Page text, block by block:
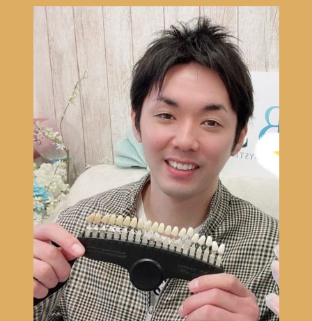
ら、 休養より楽しみが勝っていたから。 仮に、 いつでも会える
人達の飲み会だったら、 【家に帰って休みたい】 を優先してい
たかもしれません。 多分ほとんどの方は理解されてると思いま
す。 それでも、 僕も含めて出来てないことが多いように感じ
ます。 簡単なようで意外と奥が深い。 いや、かなり深いです
ね。 それは、 自分の価値観や考え方で動いた方が楽だからで
す。 考え方は人それぞれで、 全く一緒な人は1人としていない
でしょう。 それくらい、 違う価値観を受け入れるって労力がい
るんですよね。 「なんでそう思うんだろう？」 頭の中はいつ
もこの質問ばかり。 頭がパンクしそうになります。 僕も、日々
意識して理解しようとしますが、 何度聞いても受け入れられな
いこともあります。 例えば、 運動嫌いで家にずっと居たい と
か言われると、 僕には想像がつかなすぎます。 運動が1番の生
きがいで、 何より楽しみにしている僕には考えたこともない発
想なんです。 逆に、 家に居たい方にとっては、 僕の考えは到底
想像できないでしょう。 それを理解するよりは、 自分の価値観
を伝えた方が、 気持ちがのって話せるから楽しいんです。 だか
ら、 大半の人は楽な方を選び、 人をコントロールしてしまいが
ちなのかなと思います。 社長さんほど、 絶対にアドバイスしな
いんですよ。 しかも、 話しをきちんと最後まで聞いてくれま
す。 共感の鐘もめちゃくちゃ鳴らしてくれる。 絶対否定しな
い。 応援してるよ！くらいの余裕あるスタンス。 「この人は理
解してくれる人なんだ」 と1回会っただけでそう思わせてくれま
す。 だから人がついていきたくなるのだろう。 自分で経験し、